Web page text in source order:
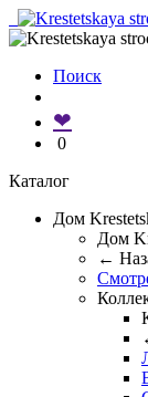
Поиск
❤
0
Каталог
Дом
Дом
←